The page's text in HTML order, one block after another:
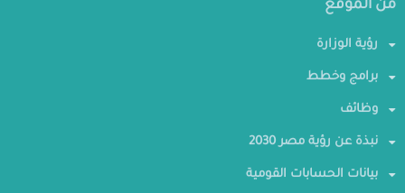
من الموقع
رؤية الوزارة
برامج وخطط
وظائف
نبذة عن رؤية مصر 2030
بيانات الحسابات القومية